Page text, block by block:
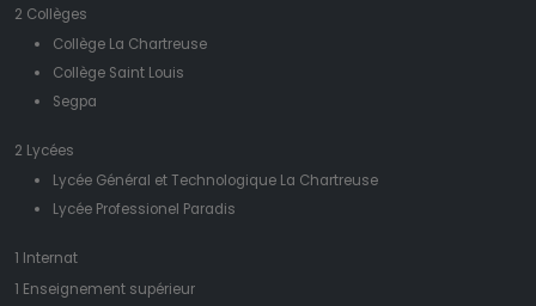
2 Collèges
Collège La Chartreuse
Collège Saint Louis
Segpa
2 Lycées
Lycée Général et Technologique La Chartreuse
Lycée Professionel Paradis
1 Internat
1 Enseignement supérieur